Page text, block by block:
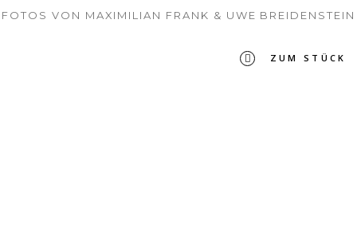
FOTOS VON MAXIMILIAN FRANK & UWE BREIDENSTEIN
ZUM STÜCK